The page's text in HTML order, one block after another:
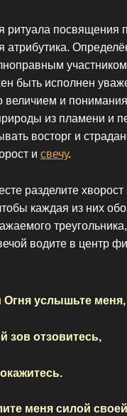
ритуала посвящения
атрибутика.
быть исполнен
величием и
из пламени и
восторг и
и свечу.
разделите хворост
каждая из них
водите в центр
Огня услышьте меня,
зов отзовитесь,
меня силой